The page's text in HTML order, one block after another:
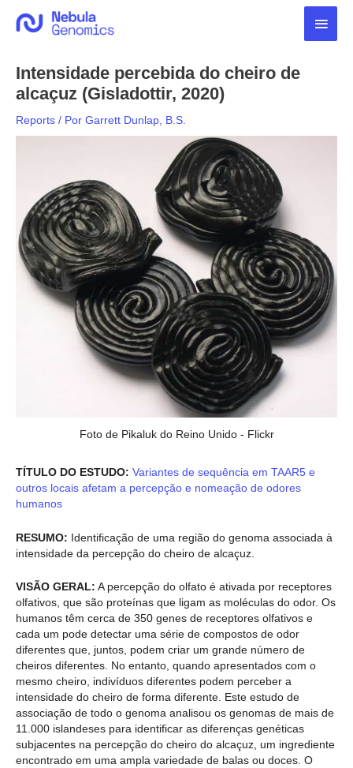
para
Intensidade percebida do cheiro de
alcaçuz (Gisladottir, 2020)
Reports / Por Garrett Dunlap, B.S.
Foto de Pikaluk do Reino Unido - Flickr
TÍTULO DO ESTUDO: Variantes de sequência em TAAR5 e
outros locais afetam a percepção e nomeação de odores
humanos
RESUMO: Identificação de uma região do genoma associada à
intensidade da percepção do cheiro de alcaçuz.
VISÃO GERAL: A percepção do olfato é ativada por receptores
olfativos, que são proteínas que ligam as moléculas do odor. Os
humanos têm cerca de 350 genes de receptores olfativos e
cada um pode detectar uma série de compostos de odor
diferentes que, juntos, podem criar um grande número de
cheiros diferentes. No entanto, quando apresentados com o
mesmo cheiro, indivíduos diferentes podem perceber a
intensidade do cheiro de forma diferente. Este estudo de
associação de todo o genoma analisou os genomas de mais de
11.000 islandeses para identificar as diferenças genéticas
subjacentes na percepção do cheiro do alcaçuz, um ingrediente
encontrado em uma ampla variedade de balas ou doces. O